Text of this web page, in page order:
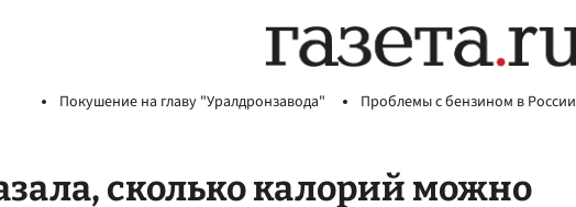
Покушение на главу "Уралдронзавода" Проблемы с бензином в России
сколько калорий можно